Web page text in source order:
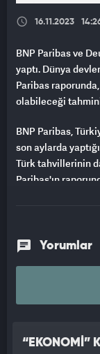
16.11.2023
BNP Paribas ve
yaptı. Dünya
Paribas
olabileceği
BNP Paribas,
son aylarda
Türk tahvillerinin
Paribas'ın
faiz oranları
PEŞ PEŞE TÜRKİYE
Raporda,
düzenlemesinin
Türkiye'nin mali
Yorumlar